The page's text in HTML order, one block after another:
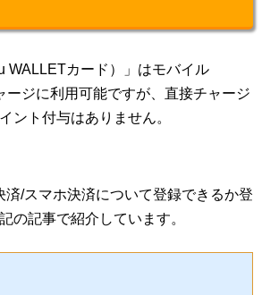
WALLETカード）」はモバイル
ージに利用可能ですが、直接チャージ
ント付与はありません。
済/スマホ決済について登録できるか登
の記事で紹介しています。